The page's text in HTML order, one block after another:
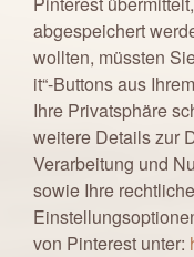
abgespeichert
wollten, müssten
it“-Buttons aus
Ihre Privatsphäre
weitere Details zur
Verarbeitung und
sowie Ihre
von Pinterest unter: